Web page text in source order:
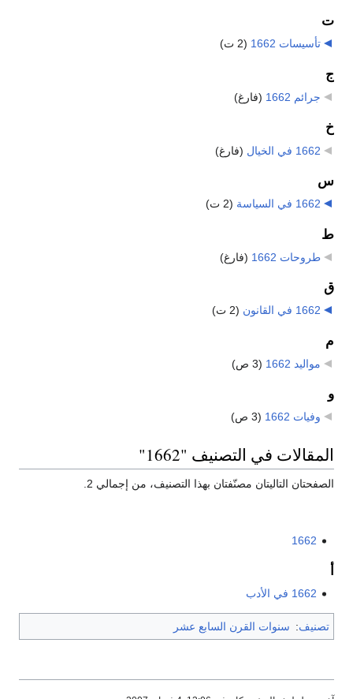
ت
تأسيسات 1662 (2 ت)
ج
جرائم 1662 (فارغ)
خ
1662 في الخيال (فارغ)
س
1662 في السياسة (2 ت)
ط
طروحات 1662 (فارغ)
ق
1662 في القانون (2 ت)
م
مواليد 1662 (3 ص)
و
وفيات 1662 (3 ص)
المقالات في التصنيف "1662"
الصفحتان التاليتان مصنّفتان بهذا التصنيف، من إجمالي 2.
1662
1662 في الأدب
تصنيف: سنوات القرن السابع عشر